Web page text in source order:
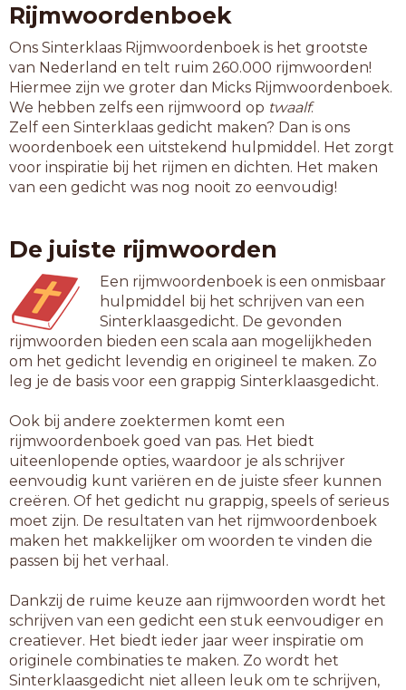
expat
farad
gebat
gehad
gejat
gekat
gelat
gemat
genat
gerat
inmat
jihad
mulat
nadat
namat
nazat
omdat
omvat
opdat
ophad
opmat
opvat
opzat
patat
rabat
uitat
vivat
zodat
zowat
Rijmwoordenboek
Ons Sinterklaas Rijmwoordenboek is het grootste
van Nederland en telt ruim 260.000 rijmwoorden!
Hiermee zijn we groter dan Micks Rijmwoordenboek.
We hebben zelfs een rijmwoord op twaalf.
Zelf een Sinterklaas gedicht maken? Dan is ons
woordenboek een uitstekend hulpmiddel. Het zorgt
voor inspiratie bij het rijmen en dichten. Het maken
van een gedicht was nog nooit zo eenvoudig!
De juiste rijmwoorden
Een rijmwoordenboek is een onmisbaar
hulpmiddel bij het schrijven van een
Sinterklaasgedicht. De gevonden
rijmwoorden bieden een scala aan mogelijkheden
om het gedicht levendig en origineel te maken. Zo
leg je de basis voor een grappig Sinterklaasgedicht.
Ook bij andere zoektermen komt een
rijmwoordenboek goed van pas. Het biedt
uiteenlopende opties, waardoor je als schrijver
eenvoudig kunt variëren en de juiste sfeer kunnen
creëren. Of het gedicht nu grappig, speels of serieus
moet zijn. De resultaten van het rijmwoordenboek
maken het makkelijker om woorden te vinden die
passen bij het verhaal.
Dankzij de ruime keuze aan rijmwoorden wordt het
schrijven van een gedicht een stuk eenvoudiger en
creatiever. Het biedt ieder jaar weer inspiratie om
originele combinaties te maken. Zo wordt het
Sinterklaasgedicht niet alleen leuk om te schrijven,